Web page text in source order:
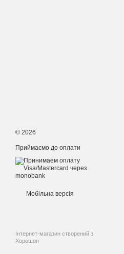
© 2026
Приймаємо до оплати
Мобільна версія
Інтернет-магазин створений з
Хорошоп